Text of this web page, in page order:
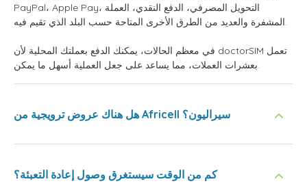
PayPal، Apple Pay، التحويل المصرفي، الدفع النقدي، العملة
المشفرة والعديد من الطرق الأخرى المتاحة حسب البلد الذي تقيم فيه.
في معظم الحالات، يمكنك الدفع بعملتك المحلية لأن doctorSIM تعمل
بعشرات العملات، مما يساعد على جعل العملية أسهل ما يمكن.
هل هناك عروض ترويجية من Africell سيراليون؟
كم من الوقت سيستغرق وصول إعادة التعبئة؟